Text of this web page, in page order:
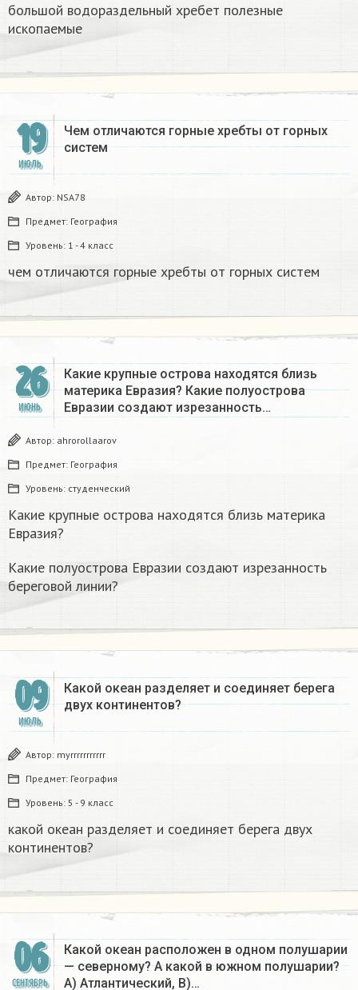
большой водораздельный хребет полезные
ископаемые​
19
ИЮЛЬ
Чем отличаются горные хребты от горных
систем
Автор: NSA78
Предмет: География
Уровень: 1 - 4 класс
чем отличаются горные хребты от горных систем
26
ИЮНЬ
Какие крупные острова находятся близь
материка Евразия? Какие полуострова
Евразии создают изрезанность…
Автор: ahrorollaarov
Предмет: География
Уровень: студенческий
Какие крупные острова находятся близь материка
Евразия?
Какие полуострова Евразии создают изрезанность
береговой линии?
09
ИЮЛЬ
Какой океан разделяет и соединяет берега
двух континентов?
Автор: myrrrrrrrrrrr
Предмет: География
Уровень: 5 - 9 класс
какой океан разделяет и соединяет берега двух
континентов?
06
СЕНТЯБРЬ
Какой океан расположен в одном полушарии
— северному? А какой в южном полушарии?
А) Атлантический, В)…